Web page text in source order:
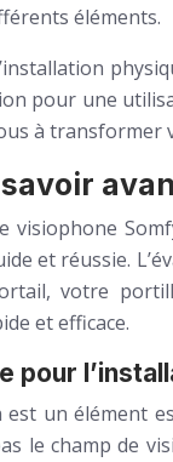
éléments.
pour une
à transformer
visiophone
et réussie.
votre
et efficace.
pour
un élément
le champ de